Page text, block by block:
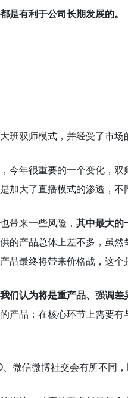
是有利于公司长期发展的。
班双师模式，并经受了市场
今年很重要的一个变化，
加大了直播模式的渗透，不
带来一些风险， 其中最大的
的产品总体上差不多，虽
品最终将带来价格战，这个
们认为将是重产品、强调差
产品；在核心环节上需要
微信微博社交会有所不同